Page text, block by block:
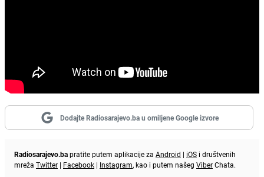
Dodajte Radiosarajevo.ba u omiljene Google izvore
Radiosarajevo.bapratite putem aplikacije za Android | iOS i društvenih
mreža Twitter | Facebook | Instagram, kao i putem našeg ViberChata.